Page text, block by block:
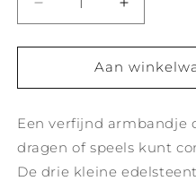
Aantal
verlagen
voor
Armband
turqouise
-
zilver
Aantal
verhogen
voor
Luna
Armband
turqouise
-
Aan
Een verfijnd armbandje
dragen of speels kunt
De drie kleine